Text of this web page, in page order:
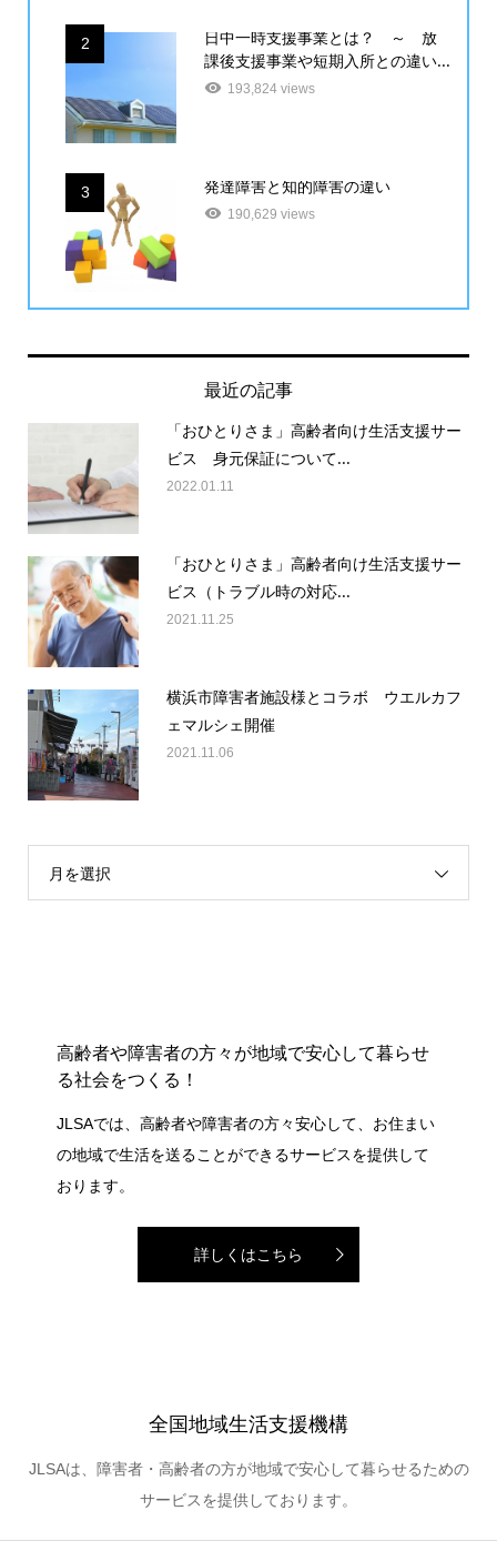
2
日中一時支援事業とは？ ～ 放
課後支援事業や短期入所との違い...
193,824 views
3 発達障害と知的障害の違い
190,629 views
最近の記事
「おひとりさま」高齢者向け生活支援サー
ビス 身元保証について...
2022.01.11
「おひとりさま」高齢者向け生活支援サー
ビス（トラブル時の対応...
2021.11.25
横浜市障害者施設様とコラボ ウエルカフ
ェマルシェ開催
2021.11.06
月を選択
高齢者や障害者の方々が地域で安心して暮らせ
る社会をつくる！
JLSAでは、高齢者や障害者の方々安心して、お住まい
の地域で生活を送ることができるサービスを提供して
おります。
詳しくはこちら
全国地域生活支援機構
JLSAは、障害者・高齢者の方が地域で安心して暮らせるための
サービスを提供しております。